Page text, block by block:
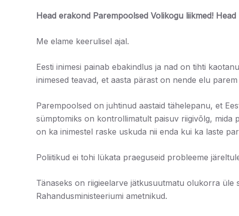
Head erakond Parempoolsed Volikogu liikmed! Head
Me elame keerulisel ajal.
Eesti inimesi painab ebakindlus ja nad on tihti
inimesed teavad, et aasta pärast on nende elu
Parempoolsed on juhtinud aastaid tähelepanu, et
sümptomiks on kontrollimatult paisuv riigivõlg, mida
on ka inimestel raske uskuda nii enda kui ka laste
Poliitikud ei tohi lükata praeguseid probleeme
Tänaseks on riigieelarve jätkusuutmatu olukorra üle
Rahandusministeeriumi ametnikud.